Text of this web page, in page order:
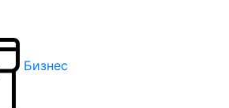
Бизнес